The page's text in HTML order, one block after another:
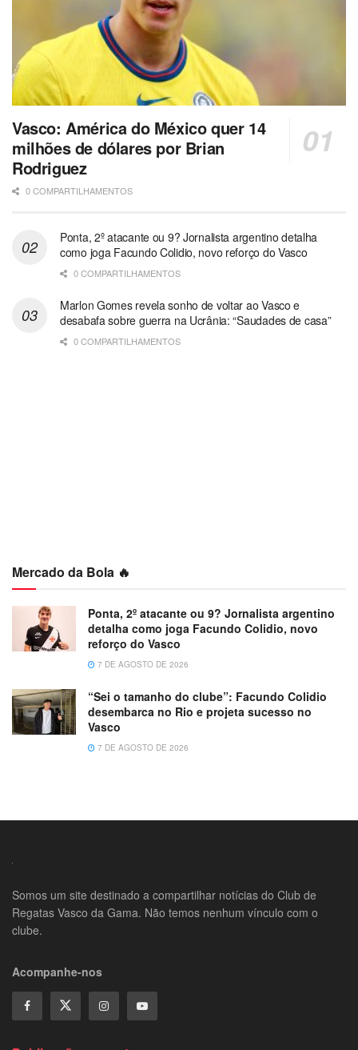
Vasco: América do México quer 14
milhões de dólares por Brian
Rodriguez
0 COMPARTILHAMENTOS
Ponta, 2º atacante ou 9? Jornalista argentino detalha
como joga Facundo Colidio, novo reforço do Vasco
0 COMPARTILHAMENTOS
Marlon Gomes revela sonho de voltar ao Vasco e
desabafa sobre guerra na Ucrânia: “Saudades de casa”
0 COMPARTILHAMENTOS
Mercado da Bola 🔥
Ponta, 2º atacante ou 9? Jornalista argentino
detalha como joga Facundo Colidio, novo
reforço do Vasco
7 DE AGOSTO DE 2026
“Sei o tamanho do clube”: Facundo Colidio
desembarca no Rio e projeta sucesso no
Vasco
7 DE AGOSTO DE 2026
Somos um site destinado a compartilhar notícias do Club de
Regatas Vasco da Gama. Não temos nenhum vínculo com o
clube.
Acompanhe-nos